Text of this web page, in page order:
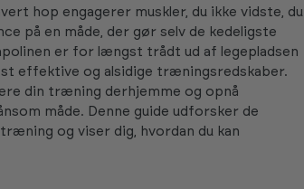
hop engagerer muskler, du ikke vidste, du
på en måde, der gør selv de kedeligste
er for længst trådt ud af legepladsen
effektive og alsidige træningsredskaber.
din træning derhjemme og opnå
måde. Denne guide udforsker de
og viser dig, hvordan du kan